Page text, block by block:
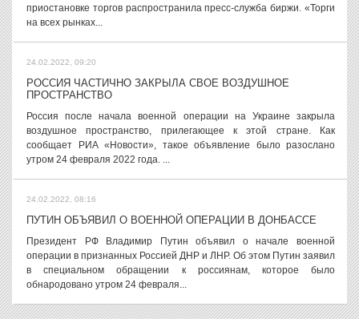
приостановке торгов распространила пресс-служба биржи. «Торги
на всех рынках...
24.02.2022, 09:20
РОССИЯ ЧАСТИЧНО ЗАКРЫЛА СВОЕ ВОЗДУШНОЕ
ПРОСТРАНСТВО
Россия после начала военной операции на Украине закрыла
воздушное пространство, прилегающее к этой стране. Как
сообщает РИА «Новости», такое объявление было разослано
утром 24 февраля 2022 года. ...
24.02.2022, 08:16
ПУТИН ОБЪЯВИЛ О ВОЕННОЙ ОПЕРАЦИИ В ДОНБАССЕ
Президент РФ Владимир Путин объявил о начале военной
операции в признанных Россией ДНР и ЛНР. Об этом Путин заявил
в специальном обращении к россиянам, которое было
обнародовано утром 24 февраля...